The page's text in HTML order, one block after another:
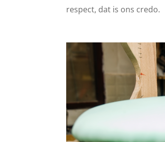
respect, dat is ons credo.